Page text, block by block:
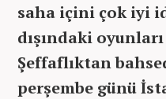
saha içini çok iyi
dışındaki
Şeffaflıktan
perşembe günü